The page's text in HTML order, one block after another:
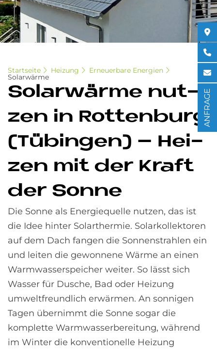
Startseite Heizung Erneuerbare Energien
Solarwärme
So­lar­wär­me nut­
zen in Rot­ten­burg
(Tü­bin­gen) – Hei­
zen mit der Kraft
der Son­ne
Die Sonne als Energiequelle nutzen, das ist
die Idee hinter Solarthermie. Solarkollektoren
auf dem Dach fangen die Sonnenstrahlen ein
und leiten die gewonnene Wärme an einen
Warmwasserspeicher weiter. So lässt sich
Wasser für Dusche, Bad oder Heizung
umweltfreundlich erwärmen. An sonnigen
Tagen übernimmt die Sonne sogar die
komplette Warmwasserbereitung, während
im Winter die konventionelle Heizung
ANFRAGE